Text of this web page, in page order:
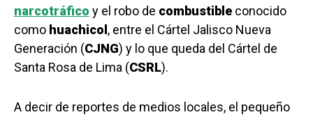
narcotráfico y el robo de combustible conocido
como huachicol , entre el Cártel Jalisco Nueva
Generación (CJNG) y lo que queda del Cártel de
Santa Rosa de Lima (CSRL).
A decir de reportes de medios locales, el pequeño